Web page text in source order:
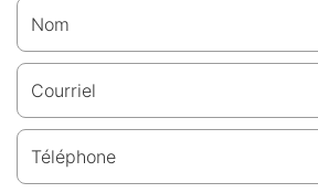
Nom
Courriel
Téléphone